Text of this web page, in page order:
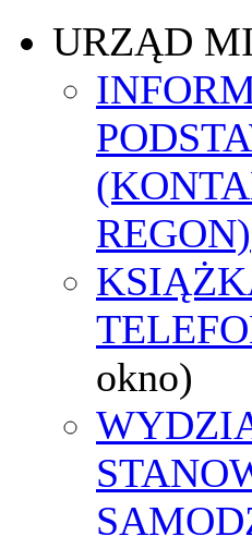
URZĄD
REGON)
okno)